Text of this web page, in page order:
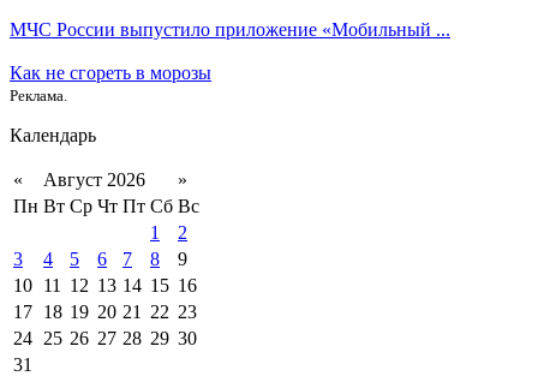
МЧС России выпустило приложение «Мобильный ...
Как не сгореть в морозы
Реклама.
Календарь
« Август 2026
»
Пн Вт Ср Чт Пт Сб Вс
1
2
3
4 5 6 7 8
9
10 11 12 13 14 15 16
17 18 19 20 21 22 23
24 25 26 27 28 29 30
31